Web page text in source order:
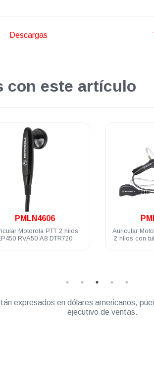
Descargas
con este artículo
PMLN4606
Motorola PTT 2 hilos
RVA50 A8 DTR720
Auricular
2 hilos con
expresados en dólares americanos,
ejecutivo de ventas.